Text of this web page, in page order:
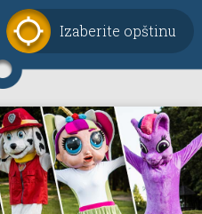
Izaberite opštinu